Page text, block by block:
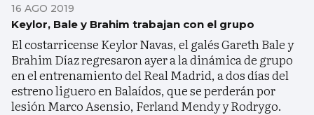
16 AGO 2019
Keylor, Bale y Brahim trabajan con el grupo
El costarricense Keylor Navas, el galés Gareth Bale y
Brahim Díaz regresaron ayer a la dinámica de grupo
en el entrenamiento del Real Madrid, a dos días del
estreno liguero en Balaídos, que se perderán por
lesión Marco Asensio, Ferland Mendy y Rodrygo.